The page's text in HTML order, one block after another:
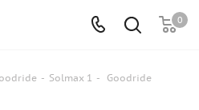
0
- Solmax 1 -
Goodride